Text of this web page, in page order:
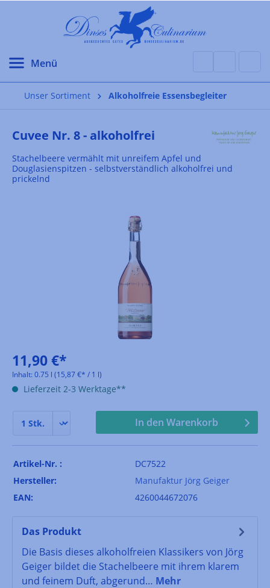
Unser Sortiment Alkoholfreie Essensbegleiter
Cuvee Nr. 8 - alkoholfrei
Stachelbeere vermählt mit unreifem Apfel und
Douglasienspitzen - selbstverständlich alkoholfrei und
prickelnd
11,90 €*
Inhalt: 0.75 l (15,87 €* / 1 l)
Lieferzeit 2-3 Werktage**
In den Warenkorb
Artikel-Nr. :
DC7522
Hersteller:
Manufaktur Jörg Geiger
EAN:
4260044672076
Das Produkt
Die Basis dieses alkoholfreien Klassikers von Jörg
Geiger bildet die Stachelbeere mit ihrem klarem
und feinem Duft, abgerund… Mehr